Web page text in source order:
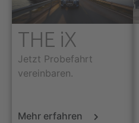
THE iX
Jetzt Probefahrt
vereinbaren.
Mehr erfahren